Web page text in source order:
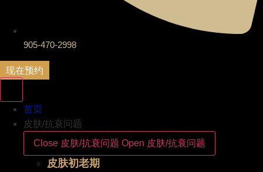
905-470-2998
现在预约
首页
皮肤/抗衰问题
Close 皮肤/抗衰问题 Open 皮肤/抗衰问题
皮肤初老期